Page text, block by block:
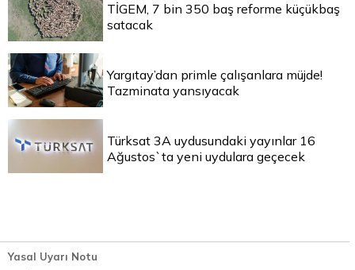
TİGEM, 7 bin 350 baş reforme küçükbaş
satacak
Yargıtay’dan primle çalışanlara müjde!
Tazminata yansıyacak
Türksat 3A uydusundaki yayınlar 16
Ağustos`ta yeni uydulara geçecek
Yasal Uyarı Notu